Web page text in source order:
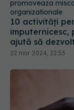
10 activități
împuternicesc,
ajută să
22 mar 2024, 22:53